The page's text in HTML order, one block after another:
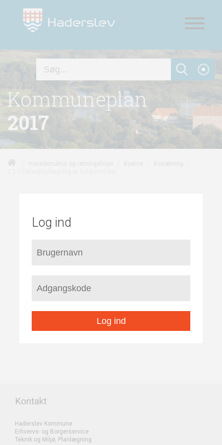
Kommuneplan
2017
Log ind
Log ind
Kontakt
Haderslev Kommune
Erhvervs- og Borgerservice
Teknik og Miljø, Planlægning